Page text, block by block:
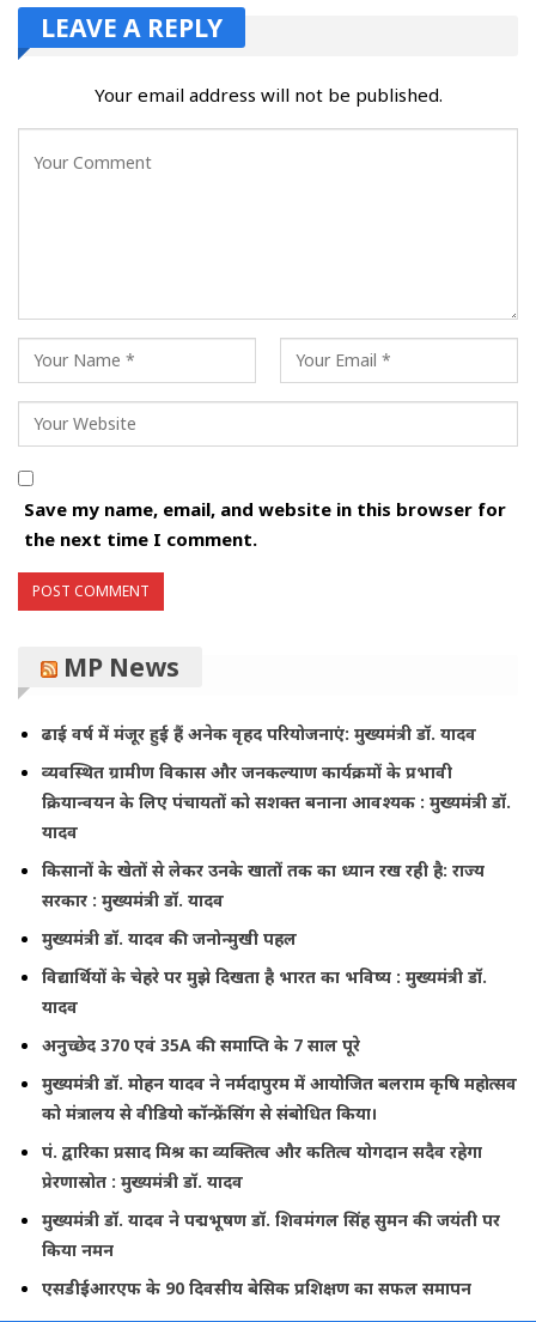
LEAVE A REPLY
Your email address will not be published.
Save my name, email, and website in this browser for
the next time I comment.
MP News
ढाई वर्ष में मंजूर हुई हैं अनेक वृहद परियोजनाएं: मुख्यमंत्री डॉ. यादव
व्यवस्थित ग्रामीण विकास और जनकल्याण कार्यक्रमों के प्रभावी
क्रियान्वयन के लिए पंचायतों को सशक्त बनाना आवश्यक : मुख्यमंत्री डॉ.
यादव
किसानों के खेतों से लेकर उनके खातों तक का ध्यान रख रही है: राज्य
सरकार : मुख्यमंत्री डॉ. यादव
मुख्यमंत्री डॉ. यादव की जनोन्मुखी पहल
विद्यार्थियों के चेहरे पर मुझे दिखता है भारत का भविष्य : मुख्यमंत्री डॉ.
यादव
अनुच्छेद 370 एवं 35A की समाप्ति के 7 साल पूरे
मुख्यमंत्री डॉ. मोहन यादव ने नर्मदापुरम में आयोजित बलराम कृषि महोत्सव
को मंत्रालय से वीडियो कॉन्फ्रेंसिंग से संबोधित किया।
पं. द्वारिका प्रसाद मिश्र का व्यक्तित्व और कतित्व योगदान सदैव रहेगा
प्रेरणास्रोत : मुख्यमंत्री डॉ. यादव
मुख्यमंत्री डॉ. यादव ने पद्मभूषण डॉ. शिवमंगल सिंह सुमन की जयंती पर
किया नमन
एसडीईआरएफ के 90 दिवसीय बेसिक प्रशिक्षण का सफल समापन